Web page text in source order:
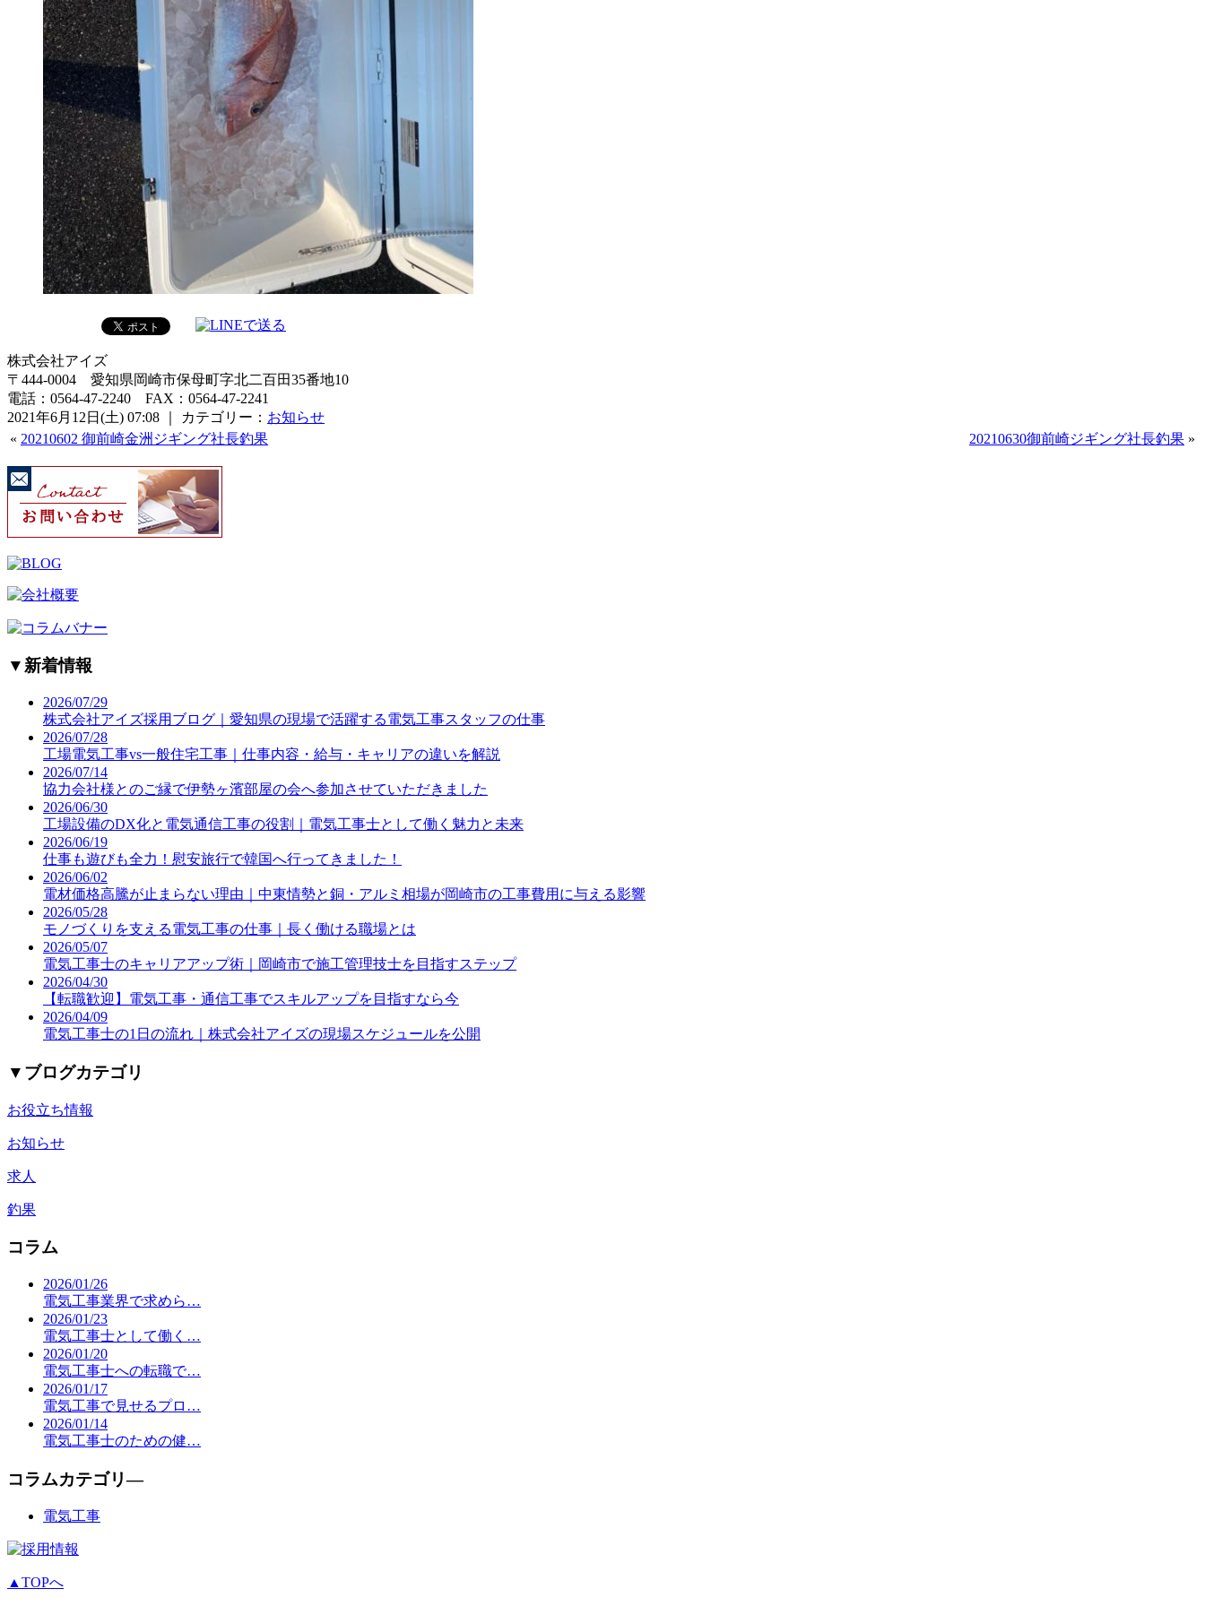
株式会社アイズ
〒444-0004 愛知県岡崎市保母町字北二百田35番地10
電話：0564-47-2240 FAX：0564-47-2241
2021年6月12日(土) 07:08 ｜ カテゴリー： お知らせ
« 20210602 御前崎金洲ジギング社長釣果 20210630御前崎ジギング社長釣果 »
▼新着情報
2026/07/29
株式会社アイズ採用ブログ｜愛知県の現場で活躍する電気工事スタッフの仕事
2026/07/28
工場電気工事vs一般住宅工事｜仕事内容・給与・キャリアの違いを解説
2026/07/14
協力会社様とのご縁で伊勢ヶ濱部屋の会へ参加させていただきました
2026/06/30
工場設備のDX化と電気通信工事の役割｜電気工事士として働く魅力と未来
2026/06/19
仕事も遊びも全力！慰安旅行で韓国へ行ってきました！
2026/06/02
電材価格高騰が止まらない理由｜中東情勢と銅・アルミ相場が岡崎市の工事費用に与える影響
2026/05/28
モノづくりを支える電気工事の仕事｜長く働ける職場とは
2026/05/07
電気工事士のキャリアアップ術｜岡崎市で施工管理技士を目指すステップ
2026/04/30
【転職歓迎】電気工事・通信工事でスキルアップを目指すなら今
2026/04/09
電気工事士の1日の流れ｜株式会社アイズの現場スケジュールを公開
▼ ブログカテゴリ
お役立ち情報
お知らせ
求人
釣果
コラム
2026/01/26
電気工事業界で求めら…
2026/01/23
電気工事士として働く…
2026/01/20
電気工事士への転職で…
2026/01/17
電気工事で見せるプロ…
2026/01/14
電気工事士のための健…
コラムカテゴリ―
電気工事
▲TOPへ